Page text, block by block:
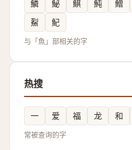
鱗 鮅 鯕 魨 鱛
鮤
魢
与「魚」部相关的字
热搜
一 爱 福 龙 和
常被查询的字